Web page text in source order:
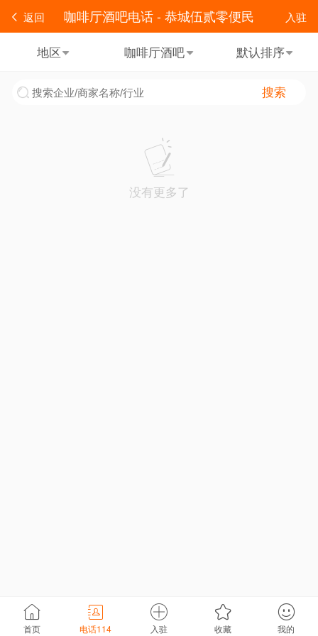
返回 入驻
咖啡厅酒吧电话 - 恭城伍贰零便民
地区 咖啡厅酒吧 默认排序
搜索
没有更多了
首页 电话114 入驻 收藏 我的